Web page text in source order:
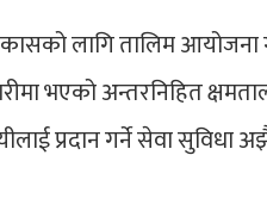
लागि तालिम
भएको अन्तरनिहित
प्रदान गर्ने सेवा सुविधा